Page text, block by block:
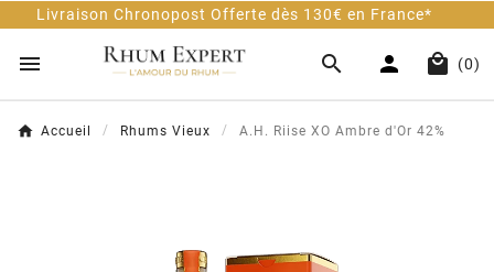
Chronopost Offerte dès 130€ en France*
    (0)
Accueil Rhums Vieux A.H. Riise XO Ambre d'Or 42%